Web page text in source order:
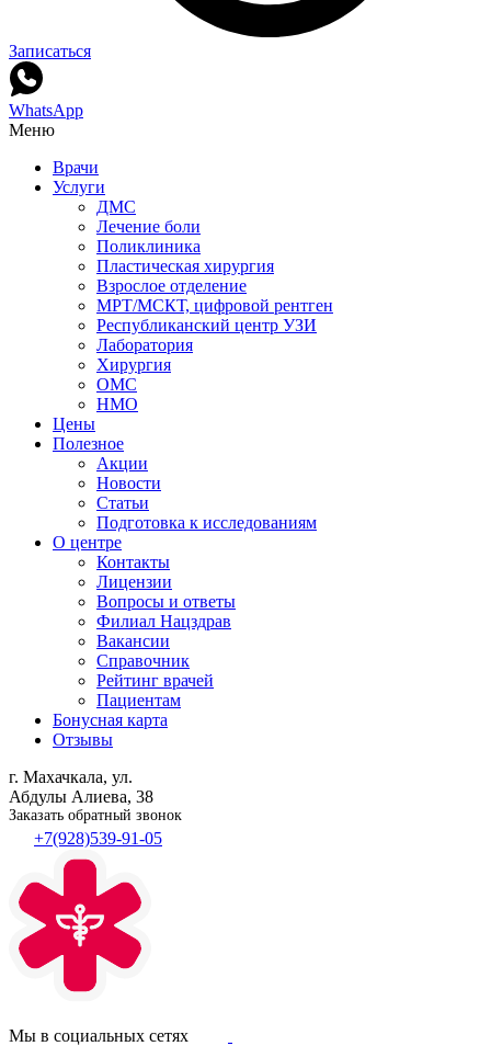
Записаться
WhatsApp
Меню
Врачи
Услуги
ДМС
Лечение боли
Поликлиника
Пластическая хирургия
Взрослое отделение
МРТ/МСКТ, цифровой рентген
Республиканский центр УЗИ
Лаборатория
Хирургия
ОМС
НМО
Цены
Полезное
Акции
Новости
Статьи
Подготовка к исследованиям
О центре
Контакты
Лицензии
Вопросы и ответы
Филиал Нацздрав
Вакансии
Справочник
Рейтинг врачей
Пациентам
Бонусная карта
Отзывы
г. Махачкала, ул.
Абдулы Алиева, 38
Заказать обратный звонок
+7(928)539-91-05
Мы в социальных сетях